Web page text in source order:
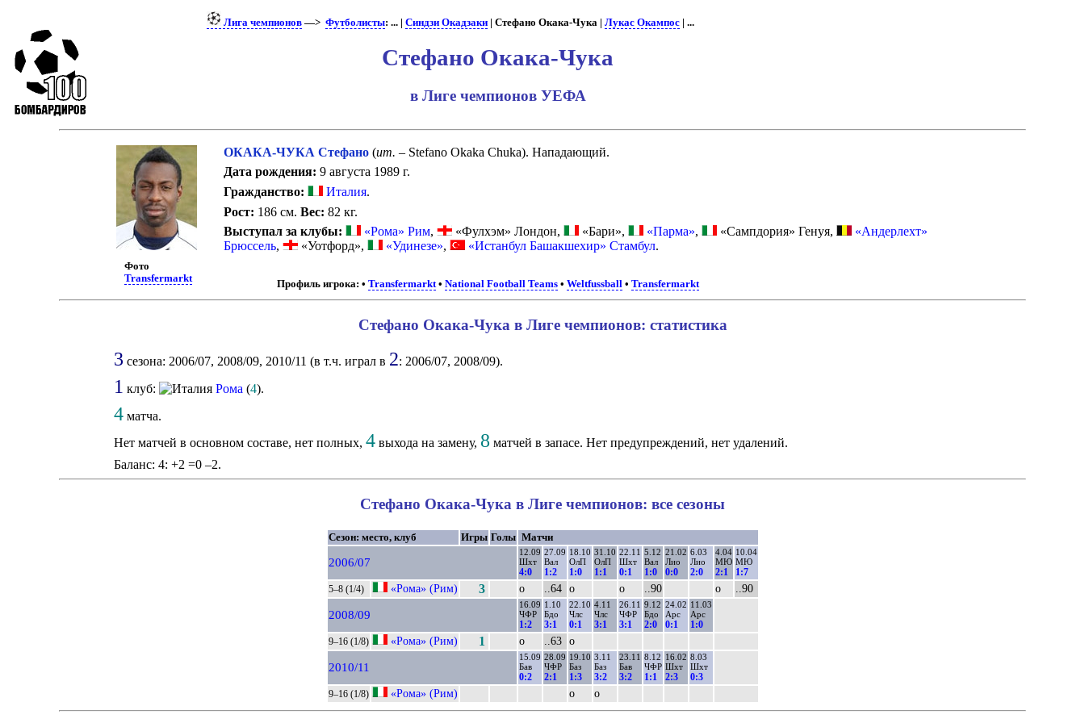
Лига чемпионов —>Футболисты: ... |Синдзи Окадзаки | Стефано Окака-Чука |Лукас Окампос | ...
Стефано Окака-Чука
в Лиге чемпионов УЕФА
Фото
Transfermarkt
ОКАКА-ЧУКА Стефано(ит. – Stefano Okaka Chuka). Нападающий.
Дата рождения: 9 августа 1989 г.
Гражданство:
Италия.
Рост: 186 см. Вес: 82 кг.
Выступал за клубы:
«Рома» Рим, «Фулхэм» Лондон, «Бари», «Парма», «Сампдория» Генуя,
«Андерлехт»
Брюссель, «Уотфорд», «Удинезе», «Истанбул Башакшехир» Стамбул.
Профиль игрока: •Transfermarkt•National Football Teams •Weltfussball •Transfermarkt
Стефано Окака-Чука в Лиге чемпионов: статистика
3 сезона: 2006/07, 2008/09, 2010/11 (в т.ч. играл в 2: 2006/07, 2008/09).
1 клуб: Рома (4).
4матча.
Нет матчей в основном составе, нет полных, 4выхода на замену, 8 матчей в запасе. Нет предупреждений, нет удалений.
Баланс: 4: +2 =0 –2.
Стефано Окака-Чука в Лиге чемпионов: все сезоны
Сезон: место, клуб Игры Голы Матчи
2006/07
12.09
Шхт
4:0
27.09
Вал
1:2
18.10
ОлП
1:0
31.10
ОлП
1:1
22.11
Шхт
0:1
5.12
Вал
1:0
21.02
Лио
0:0
6.03
Лио
2:0
4.04
МЮ
2:1
10.04
МЮ
1:7
5–8 (1/4) «Рома» (Рим) 3 о ..64 о о ..90 о ..90
2008/09
16.09
ЧФР
1:2
1.10
Бдо
3:1
22.10
Члс
0:1
4.11
Члс
3:1
26.11
ЧФР
3:1
9.12
Бдо
2:0
24.02
Арс
0:1
11.03
Арс
1:0
9–16 (1/8) «Рома» (Рим) 1 о ..63 о
2010/11
15.09
Бав
0:2
28.09
ЧФР
2:1
19.10
Баз
1:3
3.11
Баз
3:2
23.11
Бав
3:2
8.12
ЧФР
1:1
16.02
Шхт
2:3
8.03
Шхт
0:3
9–16 (1/8) «Рома» (Рим) о о